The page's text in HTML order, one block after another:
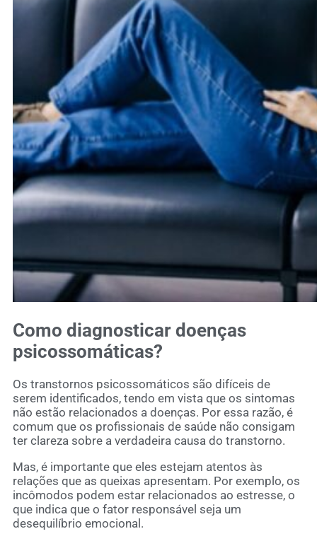
Como diagnosticar doenças
psicossomáticas?
Os transtornos psicossomáticos são difíceis de
serem identificados, tendo em vista que os sintomas
não estão relacionados a doenças. Por essa razão, é
comum que os profissionais de saúde não consigam
ter clareza sobre a verdadeira causa do transtorno.
Mas, é importante que eles estejam atentos às
relações que as queixas apresentam. Por exemplo, os
incômodos podem estar relacionados ao estresse, o
que indica que o fator responsável seja um
desequilíbrio emocional.